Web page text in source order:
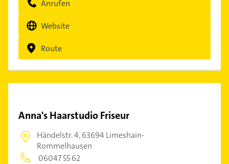
Anrufen
Website
Route
Anna's Haarstudio Friseur
Händelstr. 4,63694 Limeshain-
Rommelhausen
06047 55 62